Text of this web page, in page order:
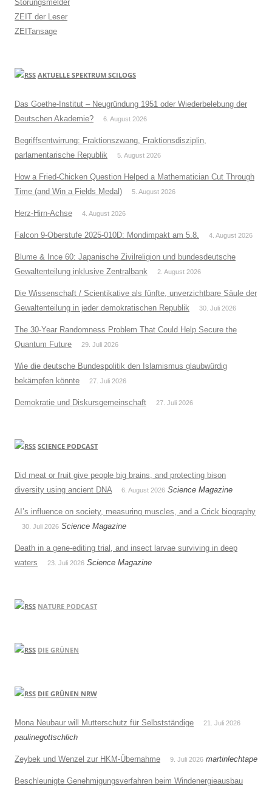
Störungsmelder
ZEIT der Leser
ZEITansage
AKTUELLE SPEKTRUM SCILOGS
Das Goethe-Institut – Neugründung 1951 oder Wiederbelebung der
Deutschen Akademie?
6. August 2026
Begriffsentwirrung: Fraktionszwang, Fraktionsdisziplin,
parlamentarische Republik
5. August 2026
How a Fried-Chicken Question Helped a Mathematician Cut Through
Time (and Win a Fields Medal)
5. August 2026
Herz-Hirn-Achse 4. August 2026
Falcon 9-Oberstufe 2025-010D: Mondimpakt am 5.8. 4. August 2026
Blume & Ince 60: Japanische Zivilreligion und bundesdeutsche
Gewaltenteilung inklusive Zentralbank
2. August 2026
Die Wissenschaft / Scientikative als fünfte, unverzichtbare Säule der
Gewaltenteilung in jeder demokratischen Republik
30. Juli 2026
The 30-Year Randomness Problem That Could Help Secure the
Quantum Future
29. Juli 2026
Wie die deutsche Bundespolitik den Islamismus glaubwürdig
bekämpfen könnte
27. Juli 2026
Demokratie und Diskursgemeinschaft 27. Juli 2026
SCIENCE PODCAST
Did meat or fruit give people big brains, and protecting bison
diversity using ancient DNA
6. August 2026 Science Magazine
AI’s influence on society, measuring muscles, and a Crick biography
30. Juli 2026 Science Magazine
Death in a gene-editing trial, and insect larvae surviving in deep
waters
23. Juli 2026 Science Magazine
NATURE PODCAST
DIE GRÜNEN
DIE GRÜNEN NRW
Mona Neubaur will Mutterschutz für Selbstständige 21. Juli 2026
paulinegottschlich
Zeybek und Wenzel zur HKM-Übernahme 9. Juli 2026 martinlechtape
Beschleunigte Genehmigungsverfahren beim Windenergieausbau